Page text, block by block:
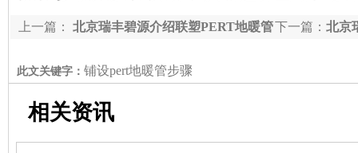
下一篇： 北京
上一篇：
北京瑞丰碧源介绍联塑PERT地暖管
此文关键字： 铺设pert地暖管步骤
相关资讯